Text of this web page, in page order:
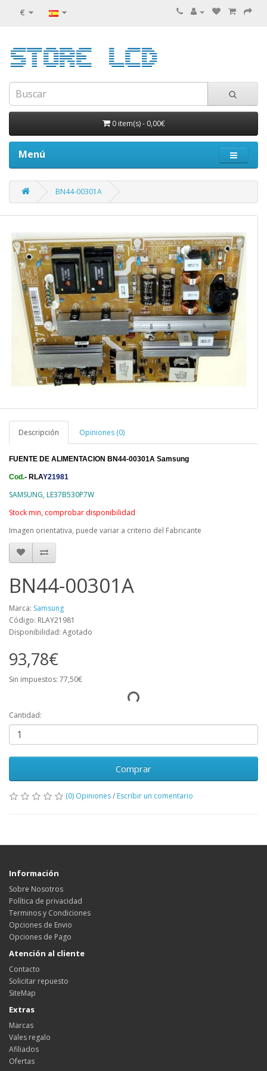
€
0 item(s)- 0,00€
Menú
BN44-00301A
Descripción Opiniones (0)
FUENTE DE ALIMENTACION BN44-00301A Samsung
Cod.- RLAY21981
SAMSUNG, LE37B530P7W
Stock min, comprobar disponibilidad
Imagen orientativa, puede variar a criterio del Fabricante
BN44-00301A
Marca: Samsung
Código: RLAY21981
Disponibilidad: Agotado
93,78€
Sin impuestos: 77,50€
Cantidad:
Comprar
(0) Opiniones/ Escribir un comentario
Información
Sobre Nosotros
Política de privacidad
Terminos y Condiciones
Opciones de Envio
Opciones de Pago
Atención al cliente
Contacto
Solicitar repuesto
SiteMap
Extras
Marcas
Vales regalo
Afiliados
Ofertas